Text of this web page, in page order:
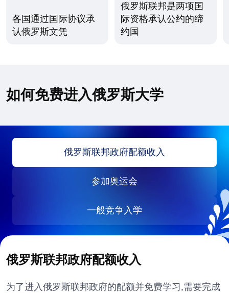
各国通过国际协议承
认俄罗斯文凭
俄罗斯联邦是两项国
际资格承认公约的缔
约国
如何免费进入俄罗斯大学
俄罗斯联邦政府配额收入
参加奥运会
一般竞争入学
俄罗斯联邦政府配额收入
为了进入俄罗斯联邦政府的配额并免费学习,需要完成